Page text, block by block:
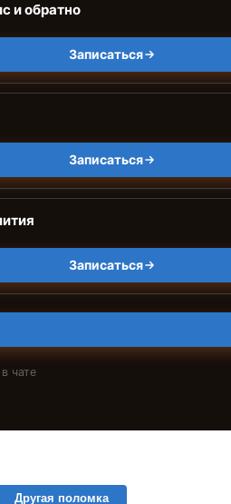
и обратно
Записаться
Записаться
Записаться
чате
Другая поломка